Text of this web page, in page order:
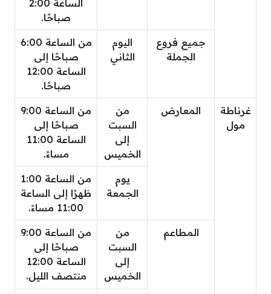
الساعة 2:00
صباحًا.
جميع فروع
الجملة
اليوم
الثاني
من الساعة 6:00
صباحًا إلى
الساعة 12:00
صباحًا.
غرناطة
مول
المعارض
من
السبت
إلى
الخميس
من الساعة 9:00
صباحًا إلى
الساعة 11:00
مساءً.
يوم
الجمعة
من الساعة 1:00
ظهرًا إلى الساعة
11:00 مساءً.
المطاعم
من
السبت
إلى
الخميس
من الساعة 9:00
صباحًا إلى
الساعة 12:00
منتصف الليل.